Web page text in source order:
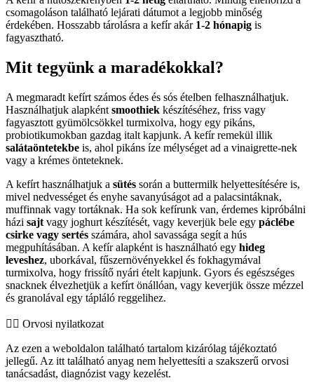
csomagoláson található lejárati dátumot a legjobb minőség
érdekében. Hosszabb tárolásra a kefír akár 1-2 hónapig is
fagyasztható.
Mit tegyünk a maradékokkal?
A megmaradt kefírt számos édes és sós ételben felhasználhatjuk.
Használhatjuk alapként smoothiek készítéséhez, friss vagy
fagyasztott gyümölcsökkel turmixolva, hogy egy pikáns,
probiotikumokban gazdag italt kapjunk. A kefír remekül illik
salátaöntetekbe is, ahol pikáns íze mélységet ad a vinaigrette-nek
vagy a krémes önteteknek.
A kefírt használhatjuk a sütés során a buttermilk helyettesítésére is,
mivel nedvességet és enyhe savanyúságot ad a palacsintáknak,
muffinnak vagy tortáknak. Ha sok kefírunk van, érdemes kipróbálni
házi sajt vagy joghurt készítését, vagy keverjük bele egy páclébe
csirke vagy sertés számára, ahol savassága segít a hús
megpuhításában. A kefír alapként is használható egy hideg
leveshez, uborkával, fűszernövényekkel és fokhagymával
turmixolva, hogy frissítő nyári ételt kapjunk. Gyors és egészséges
snacknek élvezhetjük a kefírt önállóan, vagy keverjük össze mézzel
és granolával egy tápláló reggelihez.
👨‍⚕️️ Orvosi nyilatkozat
Az ezen a weboldalon található tartalom kizárólag tájékoztató
jellegű. Az itt található anyag nem helyettesíti a szakszerű orvosi
tanácsadást, diagnózist vagy kezelést.